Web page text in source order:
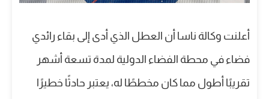
أعلنت وكالة ناسا أن العطل الذي أدى إلى بقاء رائدي
فضاء في محطة الفضاء الدولية لمدة تسعة أشهر
تقريبًا أطول مما كان مخططًا له، يعتبر حادثًا خطيرًا